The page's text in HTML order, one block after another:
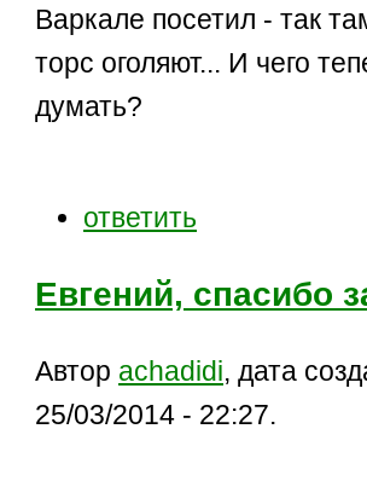
Варкале посетил - так
торс оголяют... И чего
думать?
ответить
Евгений, спасибо
Автор achadidi, дата
25/03/2014 - 22:27.